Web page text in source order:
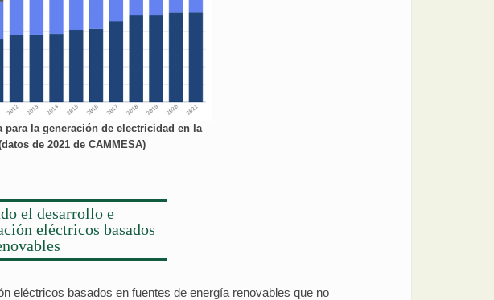
para la generación de electricidad en la
de 2021 de CAMMESA)
el desarrollo e
eléctricos basados
eléctricos basados en fuentes de energía renovables que no